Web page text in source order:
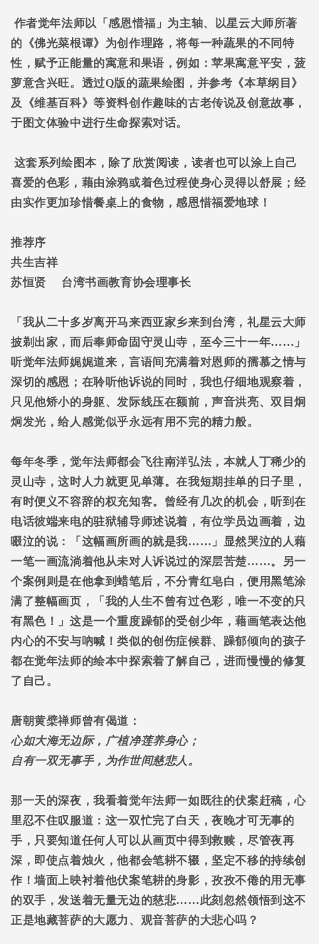
作者觉年法师以「感恩惜福」为主轴、以星云大师所著
的《佛光菜根谭》为创作理路，将每一种蔬果的不同特
性，赋予正能量的寓意和果语，例如：苹果寓意平安，菠
萝意含兴旺。透过Q版的蔬果绘图，并参考《本草纲目》
及《维基百科》等资料创作趣味的古老传说及创意故事，
于图文体验中进行生命探索对话。
这套系列绘图本，除了欣赏阅读，读者也可以涂上自己
喜爱的色彩，藉由涂鸦或着色过程使身心灵得以舒展；经
由实作更加珍惜餐桌上的食物，感恩惜福爱地球！
推荐序
共生吉祥
苏恒贤
台湾书画教育协会理事长
「我从二十多岁离开马来西亚家乡来到台湾，礼星云大师
披剃出家，而后奉师命固守灵山寺，至今三十一年…… 」
听觉年法师娓娓道来，言语间充满着对恩师的孺慕之情与
深切的感恩；在聆听他诉说的同时，我也仔细地观察着，
只见他矫小的身躯、发际线压在额前，声音洪亮、双目炯
炯发光，给人感觉似乎永远有用不完的精力般。
每年冬季，觉年法师都会飞往南洋弘法，本就人丁稀少的
灵山寺，这时人力就更见单薄。在我短期挂单的日子里，
有时便义不容辞的权充知客。曾经有几次的机会，听到在
电话彼端来电的驻狱辅导师述说着，有位学员边画着，边
啜泣的说：「这幅画所画的就是我…… 」显然哭泣的人藉
一笔一画流淌着他从未对人诉说过的深层苦楚……。另一
个案例则是在他拿到蜡笔后，不分青红皂白，便用黑笔涂
满了整幅画页，「我的人生不曾有过色彩，唯一不变的只
有黑色！」这是一个重度躁郁的受创少年，藉画笔表达他
内心的不安与吶喊！类似的创伤症候群、躁郁倾向的孩子
都在觉年法师的绘本中探索着了解自己，进而慢慢的修复
了自己。
唐朝黄檗禅师曾有偈道：
心如大海无边际，广植净莲养身心；
自有一双无事手，为作世间慈悲人。
那一天的深夜，我看着觉年法师一如既往的伏案赶稿，心
里忍不住叹服道：这一双忙完了白天，夜晚才可无事的
手，只要知道任何人可以从画页中得到救赎，尽管夜再
深，即使点着烛火，他都会笔耕不辍，坚定不移的持续创
作！墙面上映衬着他伏案笔耕的身影，孜孜不倦的用无事
的双手，发送着无量无边的慈悲……此刻忽然领悟到这不
正是地藏菩萨的大愿力、观音菩萨的大悲心吗？